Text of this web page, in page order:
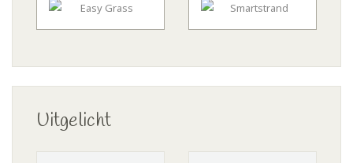
Uitgelicht